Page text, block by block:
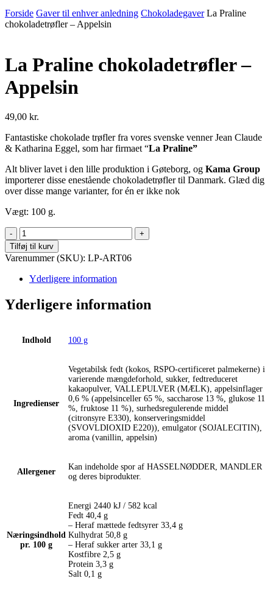
Forside Gaver til enhver anledning Chokoladegaver La Praline
chokoladetrøfler – Appelsin
La Praline chokoladetrøfler –
Appelsin
49,00 kr.
Fantastiske chokolade trøfler fra vores svenske venner Jean Claude
& Katharina Eggel, som har firmaet “La Praline”
Alt bliver lavet i den lille produktion i Gøteborg, og Kama Group
importerer disse enestående chokoladetrøfler til Danmark. Glæd dig
over disse mange varianter, for én er ikke nok
Vægt: 100 g.
La
Praline
chokoladetrøfler
-
Appelsin
antal
Tilføj til kurv
Varenummer (SKU): LP-ART06
Yderligere information
Yderligere information
Indhold 100 g
Ingredienser
Vegetabilsk fedt (kokos, RSPO-certificeret palmekerne) i
varierende mængdeforhold, sukker, fedtreduceret
kakaopulver, VALLEPULVER (MÆLK), appelsinflager
0,6 % (appelsinceller 65 %, saccharose 13 %, glukose 11
%, fruktose 11 %), surhedsregulerende middel
(citronsyre E330), konserveringsmiddel
(SVOVLDIOXID E220)), emulgator (SOJALECITIN),
aroma (vanillin, appelsin)
Allergener
Kan indeholde spor af HASSELNØDDER, MANDLER
og deres biprodukter.
Næringsindhold
pr. 100 g
Energi 2440 kJ / 582 kcal
Fedt 40,4 g
– Heraf mættede fedtsyrer 33,4 g
Kulhydrat 50,8 g
– Heraf sukker arter 33,1 g
Kostfibre 2,5 g
Protein 3,3 g
Salt 0,1 g